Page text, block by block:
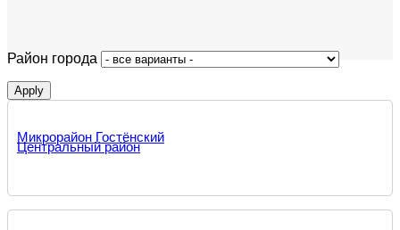
Район города
Микрорайон Гостёнский
Центральный район